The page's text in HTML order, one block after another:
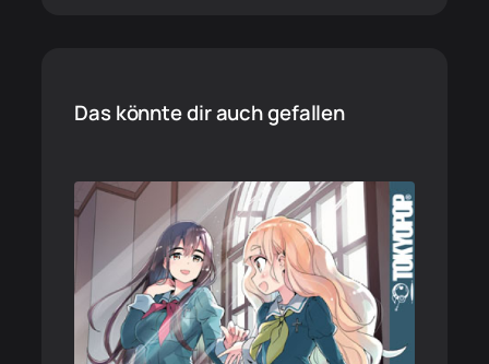
Das könnte dir auch gefallen